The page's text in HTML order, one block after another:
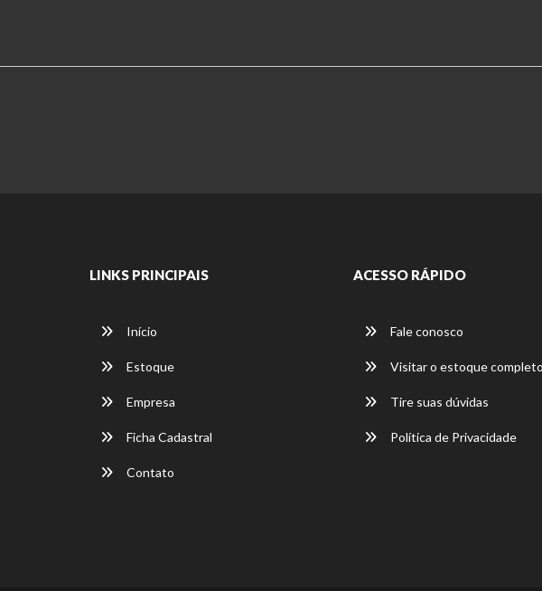
LINKS PRINCIPAIS
Início
Estoque
Empresa
Ficha Cadastral
Contato
ACESSO RÁPIDO
Fale conosco
Visitar o estoque completo
Tire suas dúvidas
Política de Privacidade